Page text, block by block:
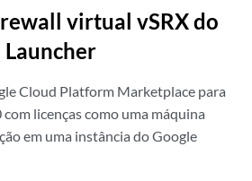
virtual vSRX do
Cloud Platform Marketplace para
licenças como uma máquina
em uma instância do Google